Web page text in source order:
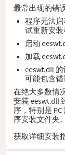
最常出现的错
程序无法
试重新安装
启动
加载
eeswt.dll
可能包含错
在绝大多数情
安装 eeswt.dll
序，特别是
序安装文件夹。
获取详细安装